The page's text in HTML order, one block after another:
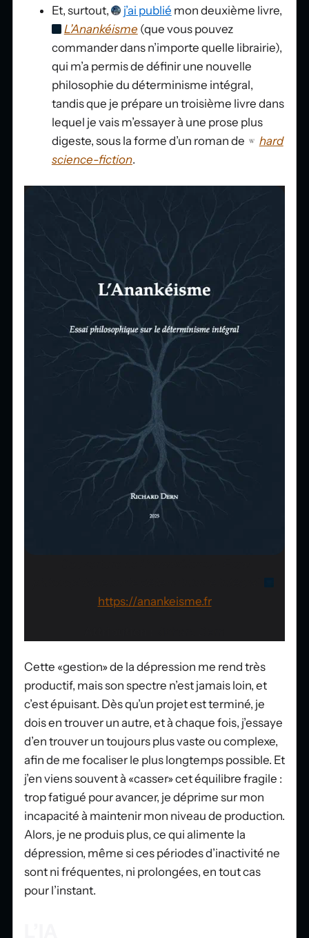
Et, surtout,
j’ai publié mon deuxième livre,
L’Anankéisme (que vous pouvez
commander dans n’importe quelle librairie),
qui m’a permis de définir une nouvelle
philosophie du déterminisme intégral,
tandis que je prépare un troisième livre dans
lequel je vais m’essayer à une prose plus
digeste, sous la forme d’un roman de
hard
science-fiction.
https://anankeisme.fr
Cette «gestion» de la dépression me rend très
productif, mais son spectre n’est jamais loin, et
c’est épuisant. Dès qu’un projet est terminé, je
dois en trouver un autre, et à chaque fois, j’essaye
d’en trouver un toujours plus vaste ou complexe,
afin de me focaliser le plus longtemps possible. Et
j’en viens souvent à «casser» cet équilibre fragile :
trop fatigué pour avancer, je déprime sur mon
incapacité à maintenir mon niveau de production.
Alors, je ne produis plus, ce qui alimente la
dépression, même si ces périodes d’inactivité ne
sont ni fréquentes, ni prolongées, en tout cas
pour l’instant.